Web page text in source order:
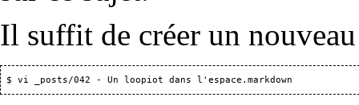
Il suffit de créer un